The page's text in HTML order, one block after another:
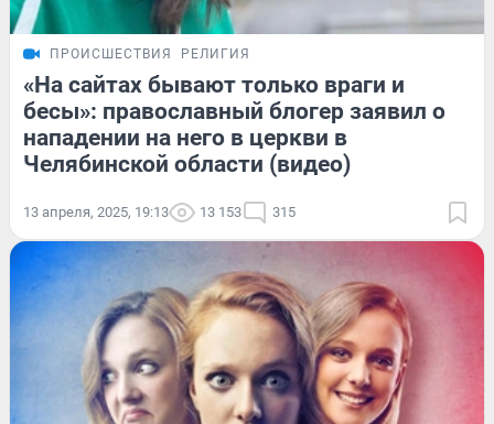
ПРОИСШЕСТВИЯ РЕЛИГИЯ
«На сайтах бывают только враги и
бесы»: православный блогер заявил о
нападении на него в церкви в
Челябинской области (видео)
13 апреля, 2025, 19:13 13 153 315